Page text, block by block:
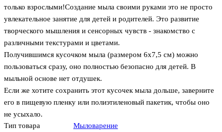
только взрослыми!Создание мыла своими руками это не просто
увлекательное занятие для детей и родителей. Это развитие
творческого мышления и сенсорных чувств - знакомство с
различными текстурами и цветами.
Получившимся кусочком мыла (размером 6х7,5 см) можно
пользоваться сразу, оно полностью безопасно для детей. В
мыльной основе нет отдушек.
Если же хотите сохранить этот кусочек мыла дольше, заверните
его в пищевую пленку или полиэтиленовый пакетик, чтобы оно
не усыхало.
Тип товара
Мыловарение